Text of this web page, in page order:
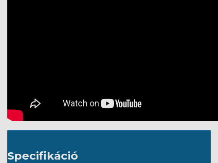
Specifikáció